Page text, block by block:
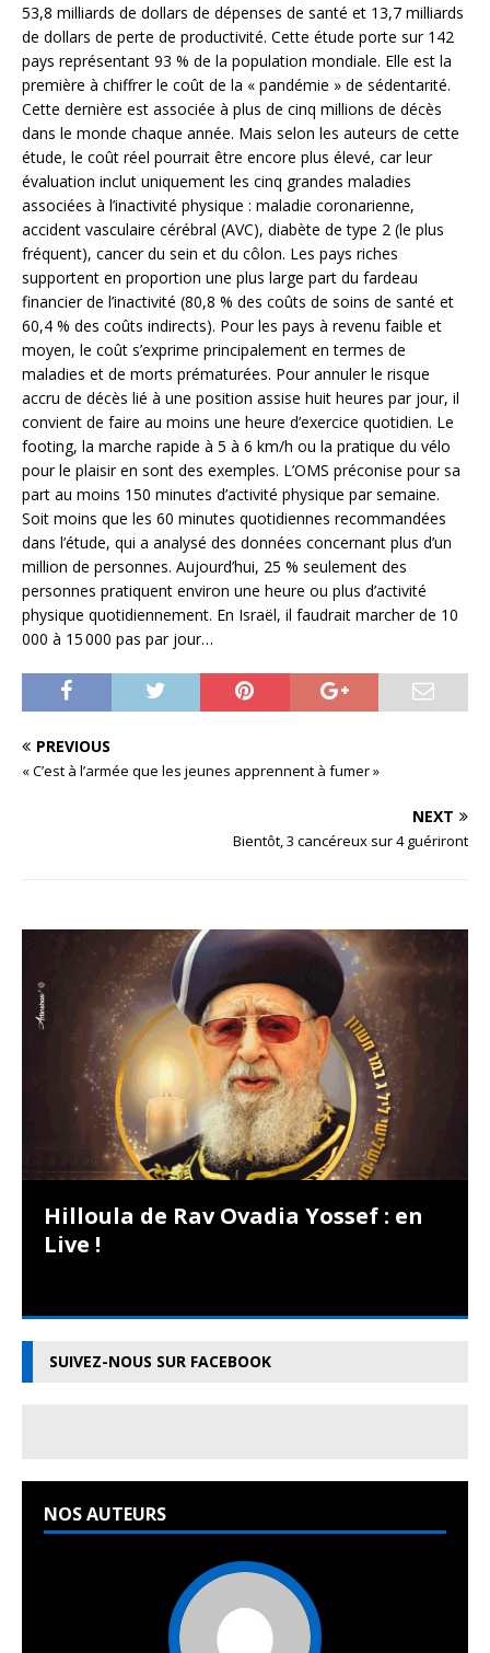
53,8 milliards de dollars de dépenses de santé et 13,7 milliards
de dollars de perte de productivité. Cette étude porte sur 142
pays représentant 93 % de la population mondiale. Elle est la
première à chiffrer le coût de la « pandémie » de sédentarité.
Cette dernière est associée à plus de cinq millions de décès
dans le monde chaque année. Mais selon les auteurs de cette
étude, le coût réel pourrait être encore plus élevé, car leur
évaluation inclut uniquement les cinq grandes maladies
associées à l’inactivité physique : maladie coronarienne,
accident vasculaire cérébral (AVC), diabète de type 2 (le plus
fréquent), cancer du sein et du côlon. Les pays riches
supportent en proportion une plus large part du fardeau
financier de l’inactivité (80,8 % des coûts de soins de santé et
60,4 % des coûts indirects). Pour les pays à revenu faible et
moyen, le coût s’exprime principalement en termes de
maladies et de morts prématurées. Pour annuler le risque
accru de décès lié à une position assise huit heures par jour, il
convient de faire au moins une heure d’exercice quotidien. Le
footing, la marche rapide à 5 à 6 km/h ou la pratique du vélo
pour le plaisir en sont des exemples. L’OMS préconise pour sa
part au moins 150 minutes d’activité physique par semaine.
Soit moins que les 60 minutes quotidiennes recommandées
dans l’étude, qui a analysé des données concernant plus d’un
million de personnes. Aujourd’hui, 25 % seulement des
personnes pratiquent environ une heure ou plus d’activité
physique quotidiennement. En Israël, il faudrait marcher de 10
000 à 15 000 pas par jour…
PREVIOUS
« C’est à l’armée que les jeunes apprennent à fumer »
NEXT
Bientôt, 3 cancéreux sur 4 guériront
Hilloula de Rav Ovadia Yossef : en
Live !
SUIVEZ-NOUS SUR FACEBOOK
NOS AUTEURS